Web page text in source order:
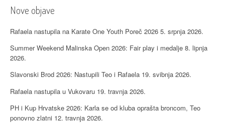
Nove objave
Rafaela nastupila na Karate One Youth Poreč 2026 5. srpnja 2026.
Summer Weekend Malinska Open 2026: Fair play i medalje 8. lipnja
2026.
Slavonski Brod 2026: Nastupili Teo i Rafaela 19. svibnja 2026.
Rafaela nastupila u Vukovaru 19. travnja 2026.
PH i Kup Hrvatske 2026: Karla se od kluba oprašta broncom, Teo
ponovno zlatni 12. travnja 2026.